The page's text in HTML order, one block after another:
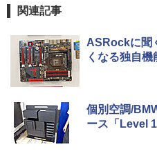
関連記事
ASRockに聞
くなる独自機
個別空調/
ース「Level